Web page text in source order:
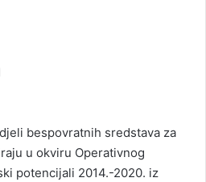
bespovratnih sredstava za
u okviru Operativnog
potencijali 2014.-2020. iz